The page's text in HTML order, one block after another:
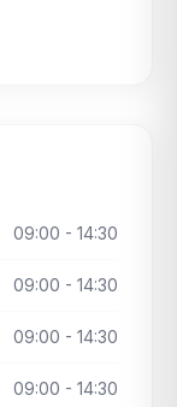
09:00 - 14:30
09:00 - 14:30
09:00 - 14:30
09:00 - 14:30